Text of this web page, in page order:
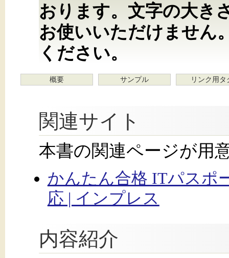
おります。文字の大き
お使いいただけません
ください。
概要 サンプル リンク用タ
関連サイト
本書の関連ページが用
かんたん合格 ITパスポ
応 | インプレス
内容紹介